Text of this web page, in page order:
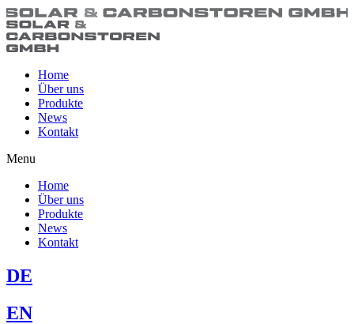
Home
Über uns
Produkte
News
Kontakt
Menu
Home
Über uns
Produkte
News
Kontakt
DE
EN